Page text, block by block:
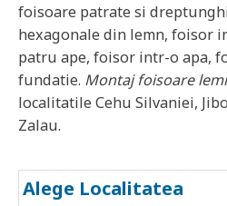
foisoare patrate si
hexagonale din lemn, foisor
patru ape, foisor intr-o apa,
fundatie. Montaj foisoare
localitatileCehu Silvaniei,
Zalau.
Alege Localitatea